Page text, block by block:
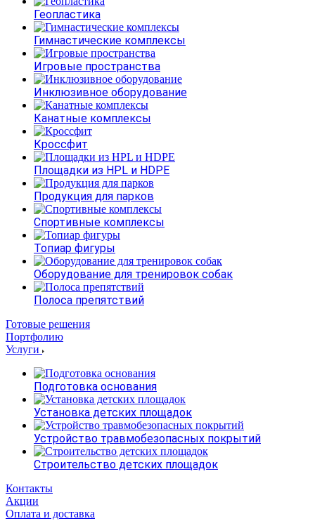
Геопластика
Гимнастические комплексы
Игровые пространства
Инклюзивное оборудование
Канатные комплексы
Кроссфит
Площадки из HPL и HDPE
Продукция для парков
Спортивные комплексы
Топиар фигуры
Оборудование для тренировок собак
Полоса препятствий
Готовые решения
Портфолию
Услуги
Подготовка основания
Установка детских площадок
Устройство травмобезопасных покрытий
Строительство детских площадок
Контакты
Акции
Оплата и доставка